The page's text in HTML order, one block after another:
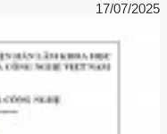
17/07/2025